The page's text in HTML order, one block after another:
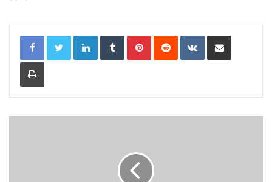
LinkedInTumblr PinterestReddit VKontakteShare via Email
Print